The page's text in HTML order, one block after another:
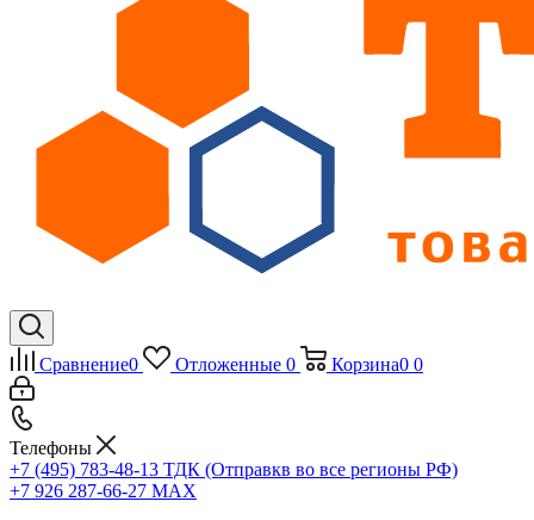
Сравнение0 Отложенные 0 Корзина0 0
Телефоны
+7 (495) 783-48-13 ТДК (Отправкв во все регионы РФ)
+7 926 287-66-27 МАХ